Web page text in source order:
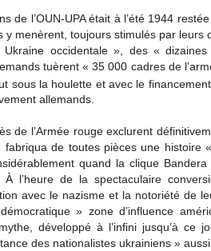
de l’OUN-UPA était à l’été 1944
y menèrent, toujours stimulés par leurs
occidentale », des «
tuèrent « 35 000 cadres de
sous la houlette et avec le
allemands.
de l’Armée rouge exclurent
fabriqua de toutes pièces une histoire
quand la clique
À l’heure de la spectaculaire
avec le nazisme et la notoriété de
» zone d’influence
développé à l’infini jusqu’à ce
des nationalistes ukrainiens »